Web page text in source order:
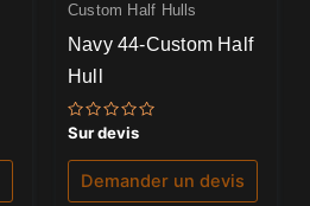
Custom Half Hulls
Navy 44-Custom Half
Hull
Note
0
sur
Sur devis
Demander un devis